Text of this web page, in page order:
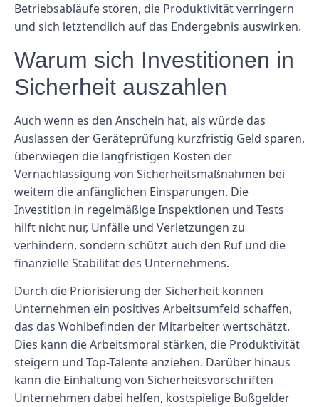
Betriebsabläufe stören, die Produktivität verringern
und sich letztendlich auf das Endergebnis auswirken.
Warum sich Investitionen in
Sicherheit auszahlen
Auch wenn es den Anschein hat, als würde das
Auslassen der Geräteprüfung kurzfristig Geld sparen,
überwiegen die langfristigen Kosten der
Vernachlässigung von Sicherheitsmaßnahmen bei
weitem die anfänglichen Einsparungen. Die
Investition in regelmäßige Inspektionen und Tests
hilft nicht nur, Unfälle und Verletzungen zu
verhindern, sondern schützt auch den Ruf und die
finanzielle Stabilität des Unternehmens.
Durch die Priorisierung der Sicherheit können
Unternehmen ein positives Arbeitsumfeld schaffen,
das das Wohlbefinden der Mitarbeiter wertschätzt.
Dies kann die Arbeitsmoral stärken, die Produktivität
steigern und Top-Talente anziehen. Darüber hinaus
kann die Einhaltung von Sicherheitsvorschriften
Unternehmen dabei helfen, kostspielige Bußgelder